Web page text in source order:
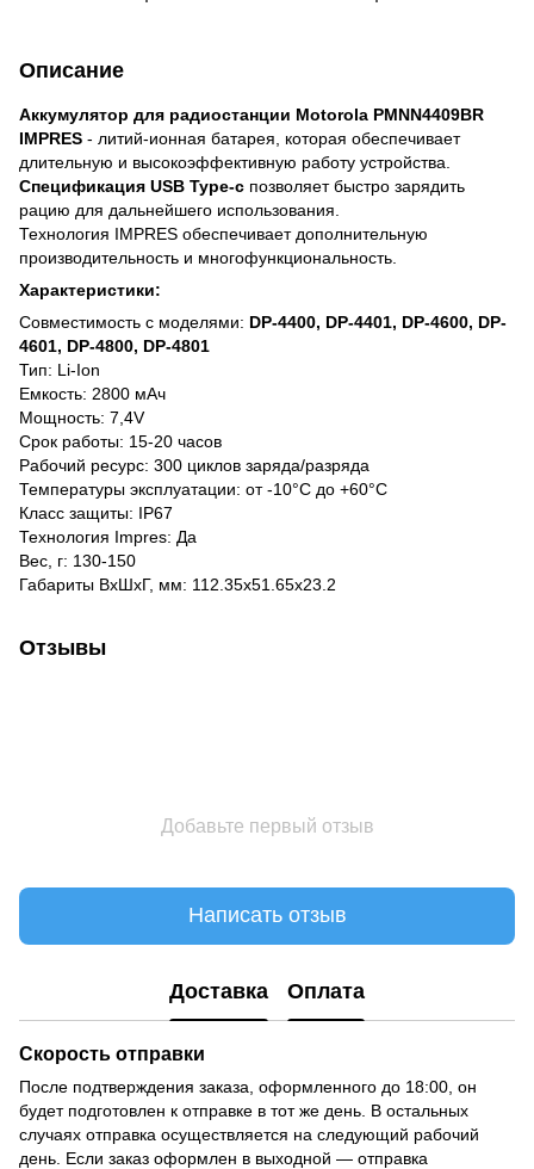
Описание
Аккумулятор для радиостанции Motorola PMNN4409BR
IMPRES - литий-ионная батарея, которая обеспечивает
длительную и высокоэффективную работу устройства.
Спецификация USB Type-c позволяет быстро зарядить
рацию для дальнейшего использования.
Технология IMPRES обеспечивает дополнительную
производительность и многофункциональность.
Характеристики:
Совместимость с моделями: DP-4400, DP-4401, DP-4600, DP-
4601, DP-4800, DP-4801
Тип: Li-Ion
Емкость: 2800 мАч
Мощность: 7,4V
Срок работы: 15-20 часов
Рабочий ресурс: 300 циклов заряда/разряда
Температуры эксплуатации: от -10°C до +60°C
Класс защиты: IP67
Технология Impres: Да
Вес, г: 130-150
Габариты ВхШхГ, мм: 112.35х51.65х23.2
Отзывы
Добавьте первый отзыв
Написать отзыв
Доставка Оплата
Скорость отправки
После подтверждения заказа, оформленного до 18:00, он
будет подготовлен к отправке в тот же день. В остальных
случаях отправка осуществляется на следующий рабочий
день. Если заказ оформлен в выходной — отправка